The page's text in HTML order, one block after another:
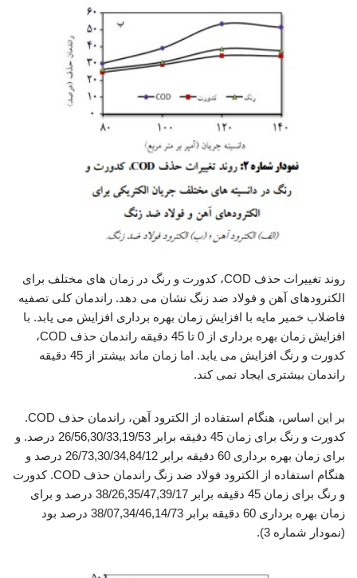
روند تغییرات حذف COD، کدورت و رنگ در زمان های مختلف برای
الکترودهای آهن و فولاد ضد زنگ نشان می دهد. راندمان کلی تصفیه
فاضلاب خمیر مایه با افزایش زمان بهره برداری افزایش می یابد. با
افزایش زمان بهره برداری از 0 تا 45 دقیقه راندمان حذف COD،
کدورت و رنگ افزایش می یابد. اما زمان ماند بیشتر از 45 دقیقه
راندمان بیشتری ایجاد نمی کند.
بر این اساس، هنگام استفاده از الکترود آهن، راندمان حذف COD.
کدورت و رنگ برای زمان 45 دقیقه برابر 26/56,30/33,19/53 درصد. و
برای زمان بهره برداری 60 دقیقه برابر 26/73,30/34,84/12 درصد و
هنگام استفاده از الکترود فولاد ضد زنگ راندمان حذف COD. کدورت
و رنگ برای زمان 45 دقیقه برابر 38/26,35/47,39/17 درصد و برای
زمان بهره برداری 60 دقیقه برابر 38/07,34/46,14/73 درصد بود
(نمودار شماره 3).